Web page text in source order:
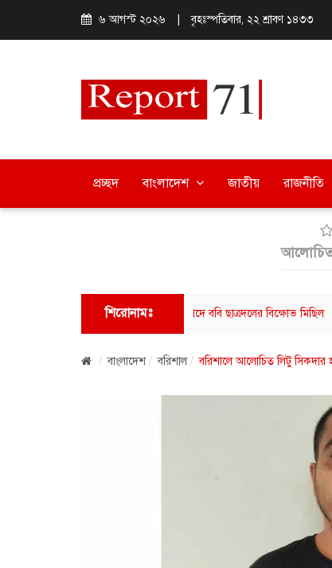
৬ আগস্ট ২০২৬ বৃহঃস্পতিবার, ২২ শ্রাবণ ১৪৩৩
প্রচ্ছদ বাংলাদেশ জাতীয় রাজনীতি
শিরোনামঃ
বিরুদ্ধে হামলার অভিযোগের প্রতিবাদে ববি ছাত্রদলের বিক্ষোভ মিছিল
বাংলাদেশ বরিশাল বরিশালে আলোচিত লিটু সিকদার